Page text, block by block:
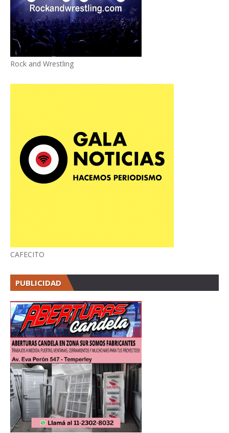
Rock and Wrestling
CAFECITO
PUBLICIDAD